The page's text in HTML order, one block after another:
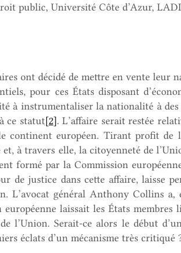
public, Université Côte d’Azur,
ont décidé de mettre en vente leur
pour ces États disposant
à instrumentaliser la nationalité à
ce statut[2]. L’affaire serait restée
continent européen. Tirant profit de
et, à travers elle, la citoyenneté de
formé par la Commission
de justice dans cette affaire, laisse
L’avocat général Anthony Collins a,
laissait les États membres
l’Union. Serait-ce alors le début
éclats d’un mécanisme très critiqué